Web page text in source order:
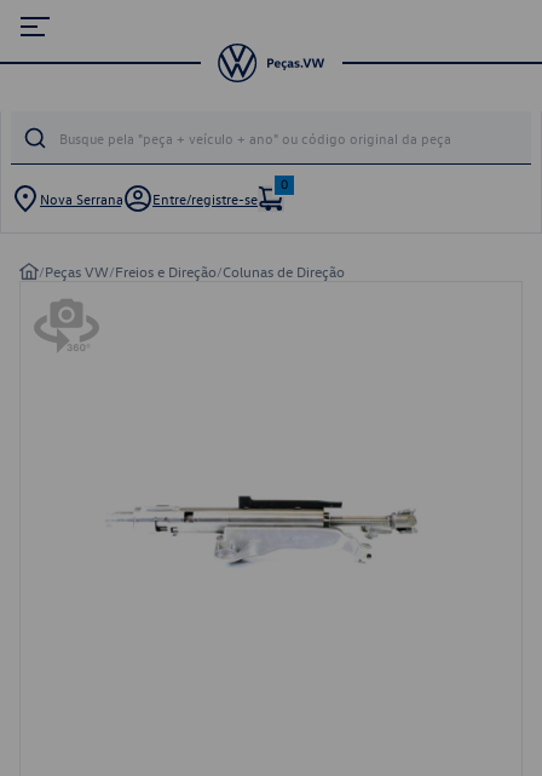
Nova Serrana Entre/registre-se
0
/Peças VW/Freios e Direção/Colunas de Direção